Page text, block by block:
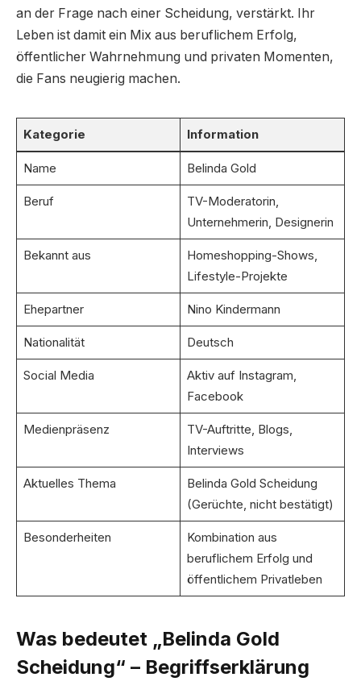
an der Frage nach einer Scheidung, verstärkt. Ihr
Leben ist damit ein Mix aus beruflichem Erfolg,
öffentlicher Wahrnehmung und privaten Momenten,
die Fans neugierig machen.
Kategorie Information
Name Belinda Gold
Beruf
TV-Moderatorin,
Unternehmerin, Designerin
Bekannt aus
Homeshopping-Shows,
Lifestyle-Projekte
Ehepartner Nino Kindermann
Nationalität Deutsch
Social Media
Aktiv auf Instagram,
Facebook
Medienpräsenz
TV-Auftritte, Blogs,
Interviews
Aktuelles Thema
Belinda Gold Scheidung
(Gerüchte, nicht bestätigt)
Besonderheiten
Kombination aus
beruflichem Erfolg und
öffentlichem Privatleben
Was bedeutet „Belinda Gold
Scheidung“ – Begriffserklärung